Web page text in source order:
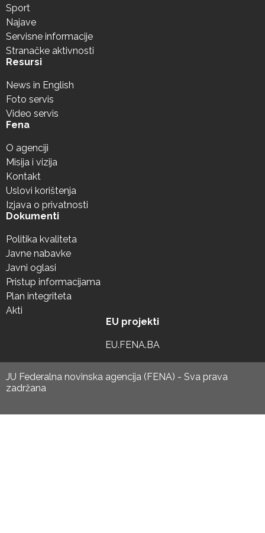
Sport
Najave
Servisne informacije
Stranačke aktivnosti
Resursi
News in English
Foto servis
Video servis
Fena
O agenciji
Misija i vizija
Kontakt
Uslovi korištenja
Izjava o privatnosti
Dokumenti
Politika kvaliteta
Javne nabavke
Javni oglasi
Pristup informacijama
Plan integriteta
Akti
EU projekti
EU.FENA.BA
JU Federalna novinska agencija (FENA) - Sva prava
zadržana